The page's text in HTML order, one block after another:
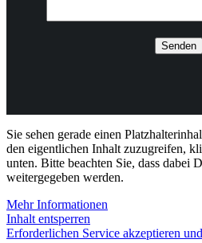
Sie sehen gerade einen
den eigentlichen Inhalt zuzugreifen,
unten. Bitte beachten Sie, dass dabei
weitergegeben werden.
Mehr Informationen
Inhalt entsperren
Erforderlichen Service akzeptieren